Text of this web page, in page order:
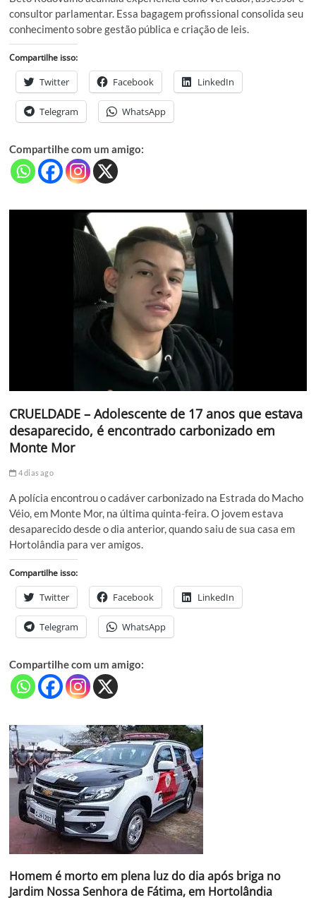
consultor parlamentar. Essa bagagem profissional consolida seu
conhecimento sobre gestão pública e criação de leis.
Compartilhe isso:
Twitter Facebook LinkedIn
Telegram WhatsApp
Compartilhe com um amigo:
CRUELDADE – Adolescente de 17 anos que estava
desaparecido, é encontrado carbonizado em
Monte Mor
4 dias ago
A polícia encontrou o cadáver carbonizado na Estrada do Macho
Véio, em Monte Mor, na última quinta-feira. O jovem estava
desaparecido desde o dia anterior, quando saiu de sua casa em
Hortolândia para ver amigos.
Compartilhe isso:
Twitter Facebook LinkedIn
Telegram WhatsApp
Compartilhe com um amigo:
Homem é morto em plena luz do dia após briga no
Jardim Nossa Senhora de Fátima, em Hortolândia